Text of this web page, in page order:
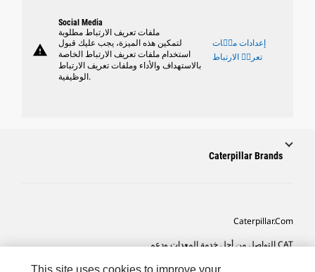
warning
Social Media
ملفات تعريف الارتباط مطلوبة
لتمكين هذه الميزة، يجب عليك قبول
استخدام ملفات تعريف الارتباط الخاصة
بالاستهداف والأداء وملفات تعريف الارتباط
الوظيفية.
إعدادات ملٝات
تعريٝ الارتباط
Caterpillar Brands
Caterpillar.com
CAT التواصل من أجل خدمة المعدات ودعم
تفضيلات التسويق الخاصة بيThis site uses cookies to improve your